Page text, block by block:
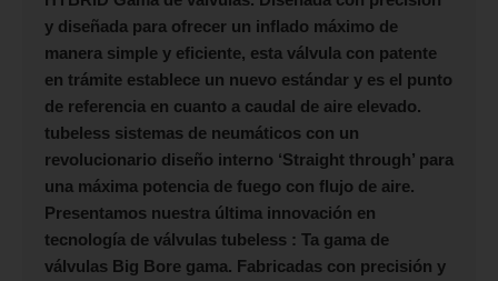
y diseñada para ofrecer un inflado máximo de
manera simple y eficiente, esta válvula con patente
en trámite establece un nuevo estándar y es el punto
de referencia en cuanto a caudal de aire elevado.
tubeless sistemas de neumáticos con un
revolucionario diseño interno ‘Straight through’ para
una máxima potencia de fuego con flujo de aire.
Presentamos nuestra última innovación en
tecnología de válvulas tubeless : Ta gama de
válvulas Big Bore gama. Fabricadas con precisión y